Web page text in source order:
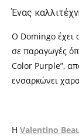
Ένας
Ο Domingo έχει
σε παραγωγές
Color Purple”,
ενσαρκώνει
Η Valentino